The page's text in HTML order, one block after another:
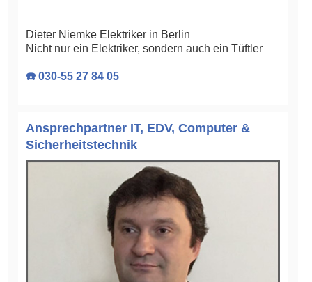
Dieter Niemke Elektriker in Berlin
Nicht nur ein Elektriker, sondern auch ein Tüftler
☎️ 030-55 27 84 05
Ansprechpartner IT, EDV, Computer &
Sicherheitstechnik